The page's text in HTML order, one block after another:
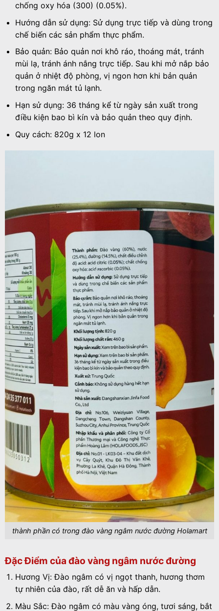
chống oxy hóa (300) (0.05%).
Hướng dẫn sử dụng: Sử dụng trực tiếp và dùng trong
chế biến các sản phẩm thực phẩm.
Bảo quản: Bảo quản nơi khô ráo, thoáng mát, tránh
mùi lạ, tránh ánh nắng trực tiếp. Sau khi mở nắp bảo
quản ở nhiệt độ phòng, vị ngon hơn khi bản quản
trong ngăn mát tủ lạnh.
Hạn sử dụng: 36 tháng kể từ ngày sản xuất trong
điều kiện bao bì kín và bảo quản theo quy định.
Quy cách: 820g x 12 lon
thành phần có trong đào vàng ngâm nước đường Holamart
Đặc Điểm của đào vàng ngâm nước đường
Hương Vị: Đào ngâm có vị ngọt thanh, hương thơm
tự nhiên của đào, rất dễ ăn và hấp dẫn.
Màu Sắc: Đào ngâm có màu vàng óng, tươi sáng, bắt